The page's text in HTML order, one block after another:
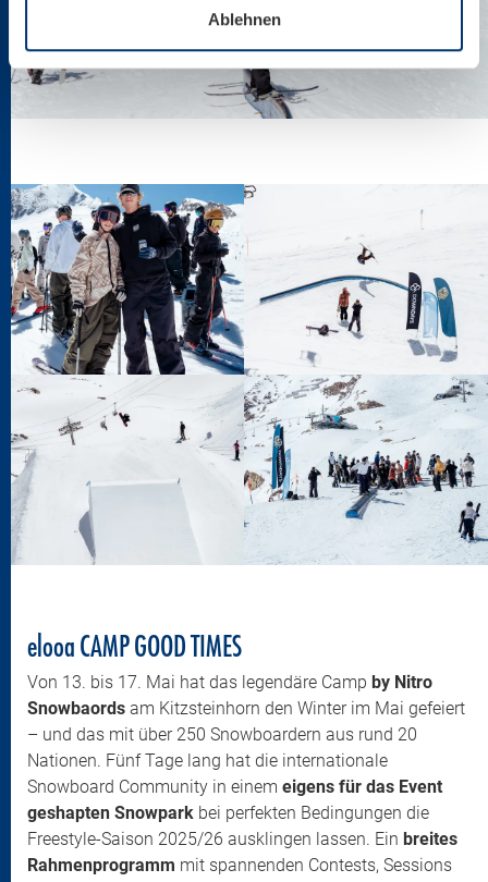
Ablehnen
elooa CAMP GOOD TIMES
Von 13. bis 17. Mai hat das legendäre Camp by Nitro
Snowbaords am Kitzsteinhorn den Winter im Mai gefeiert
– und das mit über 250 Snowboardern aus rund 20
Nationen. Fünf Tage lang hat die internationale
Snowboard Community in einem eigens für das Event
geshapten Snowpark bei perfekten Bedingungen die
Freestyle-Saison 2025/26 ausklingen lassen. Ein breites
Rahmenprogramm mit spannenden Contests, Sessions